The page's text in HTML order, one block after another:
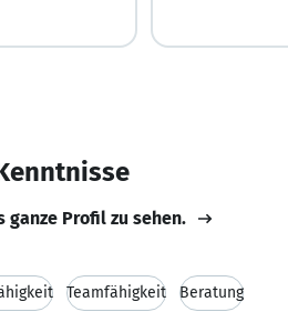
ganze Profil zu sehen.
Teamfähigkeit Beratung